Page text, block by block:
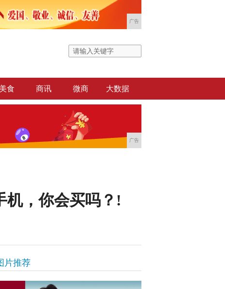
广告
美食 商讯 微商 大数据
广告
机，你会买吗？!
片推荐